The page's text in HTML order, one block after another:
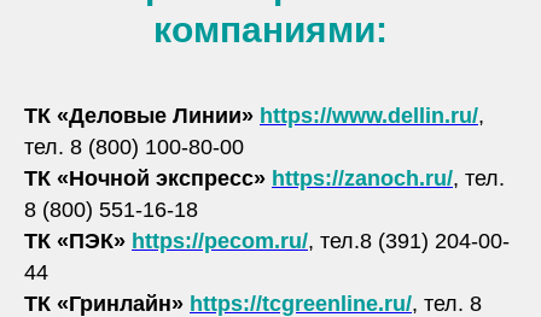
компаниями:
ТК «Деловые Линии» https://www.dellin.ru/,
тел. 8 (800) 100-80-00
ТК «Ночной экспресс» https://zanoch.ru/, тел.
8 (800) 551-16-18
ТК «ПЭК» https://pecom.ru/, тел.8 (391) 204-00-
44
ТК «Гринлайн» https://tcgreenline.ru/, тел. 8